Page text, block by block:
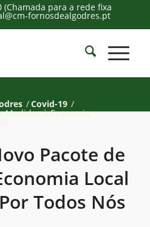
(Chamada para a rede fixa
fornosdealgodres.pt
/Covid-19 /
Medidas à Economia
...
Pacote de
Local
Todos Nós